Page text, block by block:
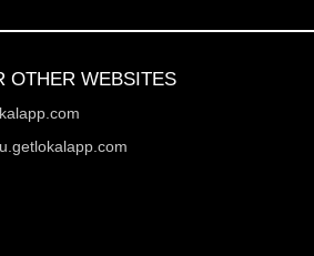
OTHER WEBSITES